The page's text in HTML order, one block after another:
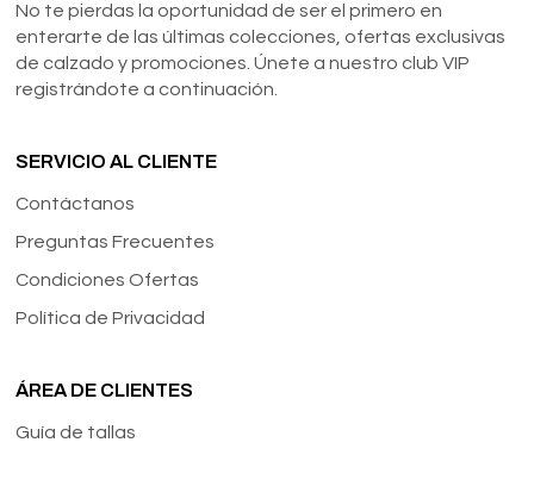
No te pierdas la oportunidad de ser el primero en
enterarte de las últimas colecciones, ofertas exclusivas
de calzado y promociones. Únete a nuestro club VIP
registrándote a continuación.
SERVICIO AL CLIENTE
Contáctanos
Preguntas Frecuentes
Condiciones Ofertas
Política de Privacidad
ÁREA DE CLIENTES
Guía de tallas